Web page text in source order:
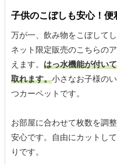
子供のこぼしも安心！便
万が一、飲み物をこぼして
ネット限定販売のこちらの
えます。 はっ水機能が付い
取れます。小さなお子様の
つカーペットです。
お部屋に合わせて枚数を調
安心です。自由にカットし
りです。